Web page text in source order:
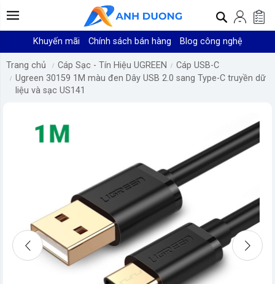
Khuyến mãi Chính sách bán hàng Blog công nghệ
Trang chủ Cáp Sạc - Tín Hiệu UGREEN
Cáp USB-C
Ugreen 30159 1M màu đen Dây USB 2.0 sang Type-C truyền dữ
liệu và sạc US141